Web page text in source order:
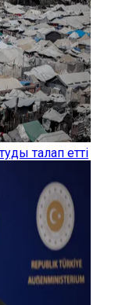
талап етті